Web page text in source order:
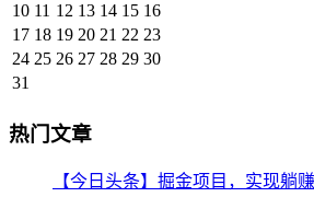
10 11 12 13 14 15 16
17 18 19 20 21 22 23
24 25 26 27 28 29 30
31
热门文章
【今日头条】掘金项目，实现躺